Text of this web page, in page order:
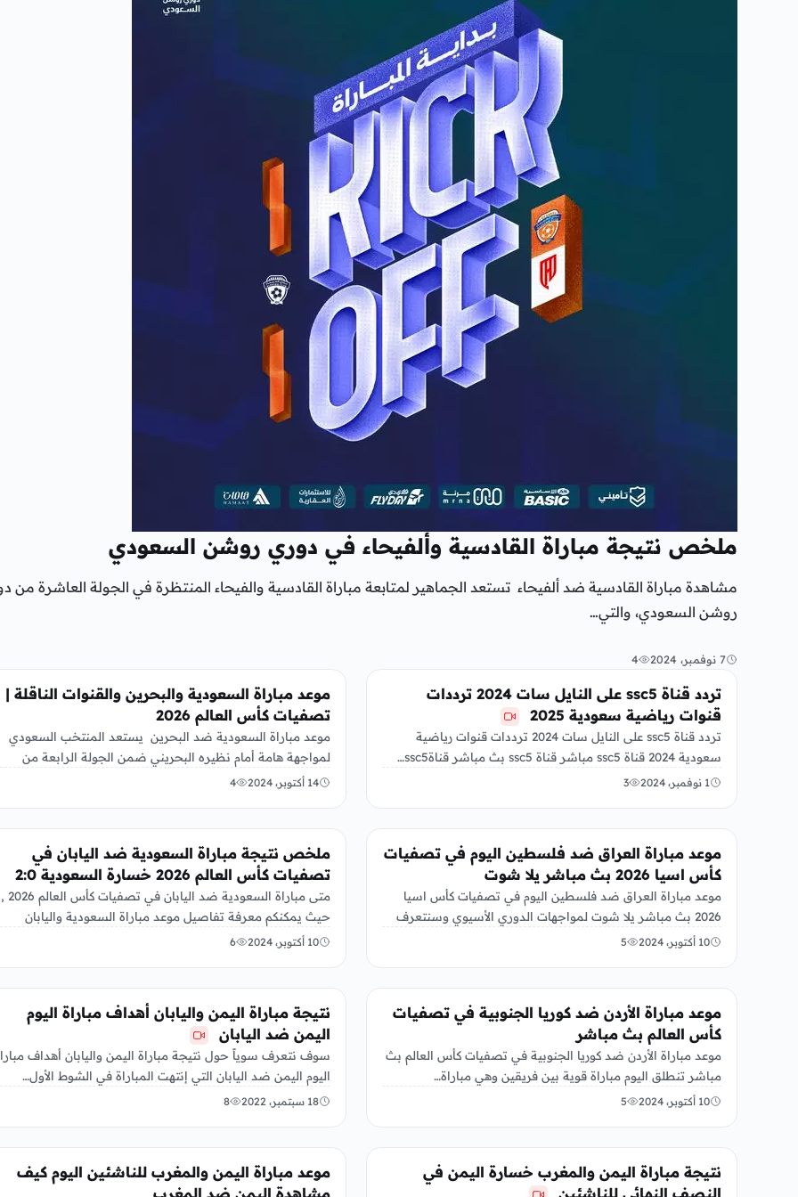
ملخص نتيجة مباراة القادسية وألفيحاء في دوري روشن السعودي
مشاهدة مباراة القادسية ضد ألفيحاء تستعد الجماهير لمتابعة مباراة القادسية والفيحاء المنتظرة في الجولة العاشرة من
روشن السعودي، والتي…
7 نوفمبر، 2024 4
تردد قناة ssc5 على النايل سات 2024 ترددات
قنوات رياضية سعودية 2025
تردد قناة ssc5 على النايل سات 2024 ترددات قنوات رياضية
سعودية 2024 قناة ssc5 مباشر قناة ssc5 بث مباشر قناةssc5…
1 نوفمبر، 2024 3
موعد مباراة السعودية والبحرين والقنوات الناقلة |
تصفيات كأس العالم 2026
موعد مباراة السعودية ضد البحرين يستعد المنتخب السعودي
لمواجهة هامة أمام نظيره البحريني ضمن الجولة الرابعة من
التصفيات الآسيوية المؤهلة…
14 أكتوبر، 2024 4
موعد مباراة العراق ضد فلسطين اليوم في تصفيات
كأس اسيا 2026 بث مباشر يلا شوت
موعد مباراة العراق ضد فلسطين اليوم في تصفيات كأس اسيا
2026 بث مباشر يلا شوت لمواجهات الدوري الأسيوي وسنتعرف
على…
10 أكتوبر، 2024 5
ملخص نتيجة مباراة السعودية ضد اليابان في
تصفيات كأس العالم 2026 خسارة السعودية 2:0
متى مباراة السعودية ضد اليابان في تصفيات كأس العالم 2026 ,
حيث يمكنكم معرفة تفاصيل موعد مباراة السعودية واليابان
الليلة…
10 أكتوبر، 2024 6
موعد مباراة الأردن ضد كوريا الجنوبية في تصفيات
كأس العالم بث مباشر
موعد مباراة الأردن ضد كوريا الجنوبية في تصفيات كأس العالم بث
مباشر تنطلق اليوم مباراة قوية بين فريقين وهي مباراة…
10 أكتوبر، 2024 5
نتيجة مباراة اليمن واليابان أهداف مباراة اليوم
اليمن ضد اليابان
سوف نتعرف سوياً حول نتيجة مباراة اليمن واليابان أهداف
اليوم اليمن ضد اليابان التي إنتهت المباراة في الشوط الأول…
18 سبتمبر، 2022 8
نتيجة مباراة اليمن والمغرب خسارة اليمن في
موعد مباراة اليمن والمغرب للناشئين اليوم كيف